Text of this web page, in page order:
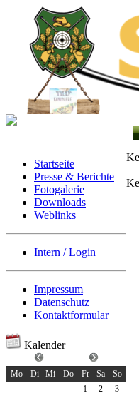
Startseite
Presse & Berichte
Fotogalerie
Downloads
Weblinks
Intern / Login
Impressum
Datenschutz
Kontaktformular
Kalender
Mo
Di Mi Do Fr Sa
So
1
2
3